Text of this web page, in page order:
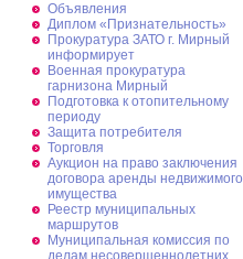
Объявления
Диплом «Признательность»
Прокуратура ЗАТО г. Мирный
информирует
Военная прокуратура
гарнизона Мирный
Подготовка к отопительному
периоду
Защита потребителя
Торговля
Аукцион на право заключения
договора аренды недвижимого
имущества
Реестр муниципальных
маршрутов
Муниципальная комиссия по
делам несовершеннолетних